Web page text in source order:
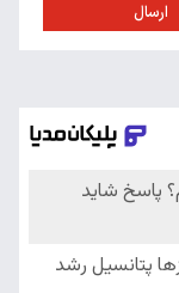
ارسال